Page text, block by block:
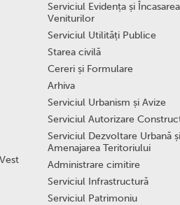
Serviciul Evidența și Încasarea
Veniturilor
Serviciul Utilități Publice
Starea civilă
Cereri și Formulare
Arhiva
Serviciul Urbanism și Avize
Serviciul Autorizare
Serviciul Dezvoltare Urbană și
Amenajarea Teritoriului
Administrare cimitire
Serviciul Infrastructură
Serviciul Patrimoniu